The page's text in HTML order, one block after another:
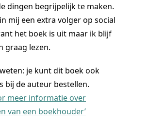
dingen begrijpelijk te maken.
mij een extra volger op social
het boek is uit maar ik blijf
graag lezen.
je kunt dit boek ook
bij de auteur bestellen.
meer informatie over
van een boekhouder’